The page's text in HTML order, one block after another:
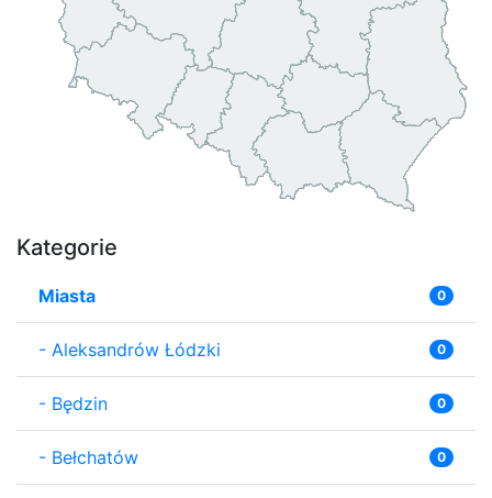
Kategorie
Miasta 0
- Aleksandrów Łódzki 0
- Będzin 0
- Bełchatów 0